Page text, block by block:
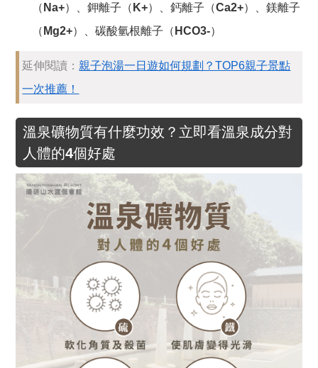
（Na+）、鉀離子（K+）、鈣離子（Ca2+）、鎂離子
（Mg2+）、碳酸氫根離子（HCO3-）
延伸閱讀： 親子泡湯一日遊如何規劃？TOP6親子景點
一次推薦！
溫泉礦物質有什麼功效？立即看溫泉成分對
人體的4個好處